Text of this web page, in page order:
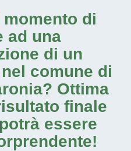
di
ad una
di un
comune di
? Ottima
finale
essere